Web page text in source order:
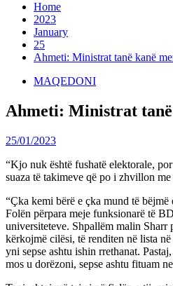
Home
2023
January
25
Ahmeti: Ministrat tanë kanë
MAQEDONI
Ahmeti: Ministrat tanë
25/01/2023
“Kjo nuk është fushatë elektorale,
suaza të takimeve që po i zhvillon
“Çka kemi bërë e çka mund të
Folën përpara meje funksionarë të
universiteteve. Shpallëm malin Sharr
kërkojmë cilësi, të renditen në lista
yni sepse ashtu ishin rrethanat.
mos u dorëzoni, sepse ashtu fituam